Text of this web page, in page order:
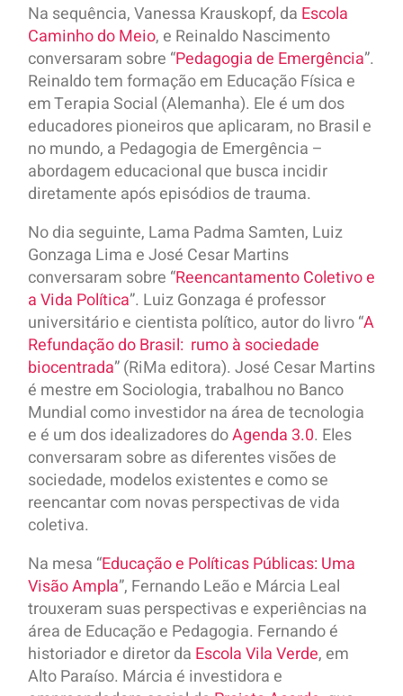
Na sequência, Vanessa Krauskopf, da Escola
Caminho do Meio, e Reinaldo Nascimento
conversaram sobre “Pedagogia de Emergência”.
Reinaldo tem formação em Educação Física e
em Terapia Social (Alemanha). Ele é um dos
educadores pioneiros que aplicaram, no Brasil e
no mundo, a Pedagogia de Emergência –
abordagem educacional que busca incidir
diretamente após episódios de trauma.
No dia seguinte, Lama Padma Samten, Luiz
Gonzaga Lima e José Cesar Martins
conversaram sobre “Reencantamento Coletivo e
a Vida Política”. Luiz Gonzaga é professor
universitário e cientista político, autor do livro “A
Refundação do Brasil: rumo à sociedade
biocentrada” (RiMa editora). José Cesar Martins
é mestre em Sociologia, trabalhou no Banco
Mundial como investidor na área de tecnologia
e é um dos idealizadores doAgenda 3.0. Eles
conversaram sobre as diferentes visões de
sociedade, modelos existentes e como se
reencantar com novas perspectivas de vida
coletiva.
Na mesa “Educação e Políticas Públicas: Uma
Visão Ampla”, Fernando Leão e Márcia Leal
trouxeram suas perspectivas e experiências na
área de Educação e Pedagogia. Fernando é
historiador e diretor da Escola Vila Verde, em
Alto Paraíso. Márcia é investidora e